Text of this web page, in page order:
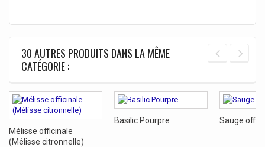
30 AUTRES PRODUITS DANS LA MÊME
CATÉGORIE :
Mélisse officinale
(Mélisse citronnelle)
Basilic Pourpre Sauge